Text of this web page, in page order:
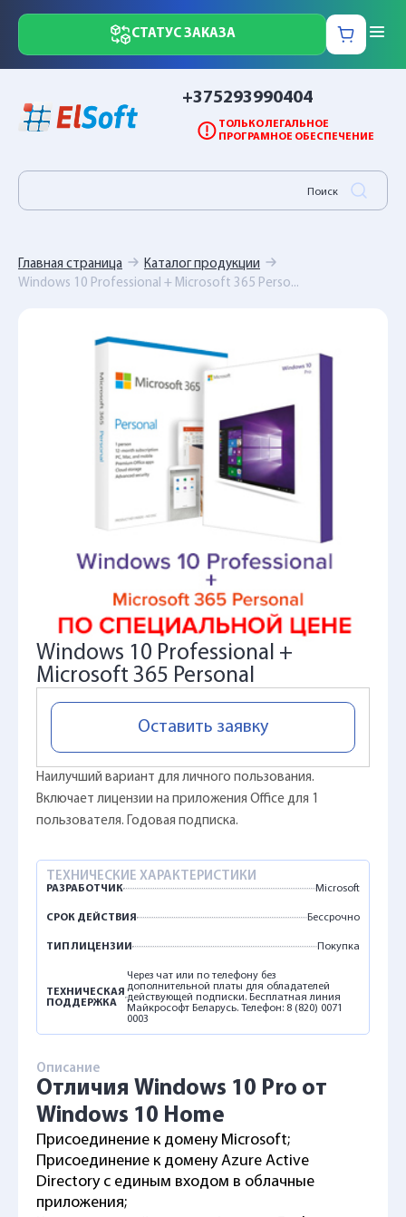
СТАТУС ЗАКАЗА
+375293990404
ТОЛЬКО ЛЕГАЛЬНОЕ
ПРОГРАМНОЕ ОБЕСПЕЧЕНИЕ
Главная страница
Каталог продукции
Windows 10 Professional + Microsoft 365 Perso...
Windows 10 Professional +
Microsoft 365 Personal
Оставить заявку
Наилучший вариант для личного пользования.
Включает лицензии на приложения Office для 1
пользователя. Годовая подписка.
ТЕХНИЧЕСКИЕ ХАРАКТЕРИСТИКИ
РАЗРАБОТЧИК Microsoft
СРОК ДЕЙСТВИЯ Бессрочно
ТИП ЛИЦЕНЗИИ Покупка
ТЕХНИЧЕСКАЯ
ПОДДЕРЖКА
Через чат или по телефону без
дополнительной платы для обладателей
действующей подписки. Бесплатная линия
Майкрософт Беларусь. Телефон: 8 (820) 0071
0003
Описание
Отличия Windows 10 Pro от
Windows 10 Home
Присоединение к домену Microsoft;
Присоединение к домену Azure Active
Directory с единым входом в облачные
приложения;